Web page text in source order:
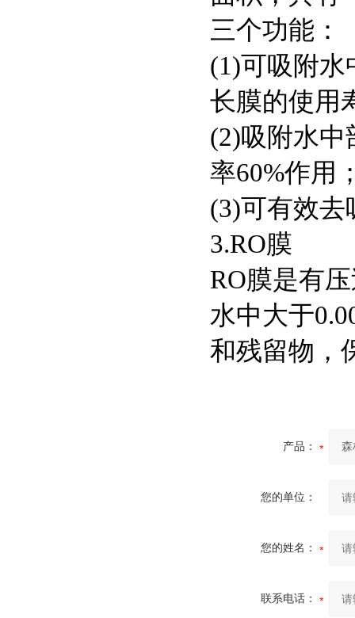
三个功能：
(1)可吸附水
长膜的使用
(2)吸附水中
率60%作用
(3)可有效去
3.RO膜
RO膜是有
水中大于
和残留物，
产品：
您的单位：
您的姓名：
联系电话：